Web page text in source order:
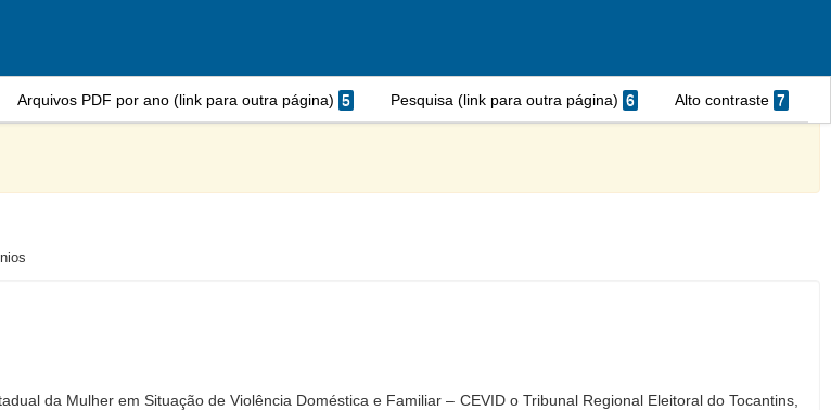
Arquivos PDF por ano (link para outra página) 5 Pesquisa (link para outra página) 6 Alto contraste 7
da Mulher em Situação de Violência Doméstica e Familiar – CEVID o Tribunal Regional Eleitoral do Tocantins,